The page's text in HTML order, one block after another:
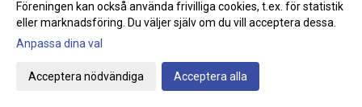
Simskola för barn 2018-09-03 13:50
VATTENGYMPA start v. 35
VÄLKOMMEN TILL SIMSKOLA HÖSTEN 2018
Motala kanalsim
Föreningen kan också använda frivilliga cookies, t.ex. för statistik
eller marknadsföring. Du väljer själv om du vill acceptera dessa.
Anpassa dina val
Acceptera nödvändiga Acceptera alla